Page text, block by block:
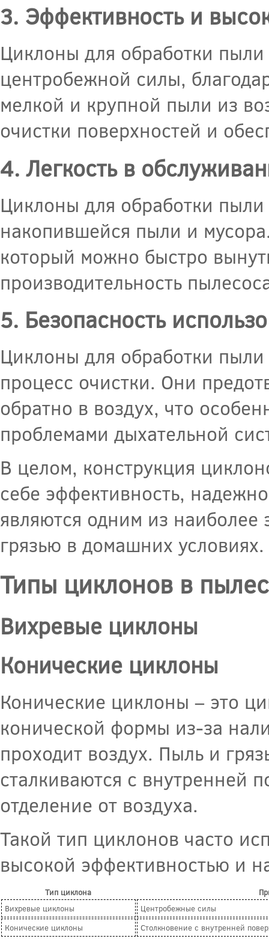
3. Эффективность и
Циклоны для обработки
центробежной силы,
мелкой и крупной пыли из
очистки поверхностей и
4. Легкость в
Циклоны для обработки
накопившейся пыли и
который можно быстро
производительность
5. Безопасность
Циклоны для обработки
процесс очистки. Они
обратно в воздух, что
проблемами дыхательной
В целом, конструкция
себе эффективность,
являются одним из
грязью в домашних условиях.
Типы циклонов в
Вихревые циклоны
Конические циклоны
Конические циклоны – это
конической формы из-за
проходит воздух. Пыль и
сталкиваются с внутренней
отделение от воздуха.
Такой тип циклонов часто
высокой эффективностью и
Тип циклона
Вихревые циклоны
Центробежные силы
Конические циклоны
Столкновение с внутренней